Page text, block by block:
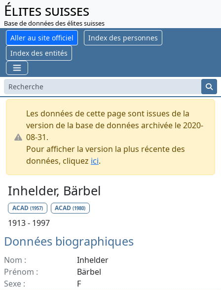
Élites suisses
Base de données des élites suisses
Aller au site officiel
Index des personnes
Index des entités
Les données de cette page sont issues de la
version de la base de données archivée le 2020-
08-31.
Pour afficher la version la plus récente des
données, cliquez ici.
Inhelder, Bärbel
ACAD (1957) ACAD(1980)
1913 - 1997
Données biographiques
Nom :
Inhelder
Prénom :
Bärbel
Sexe :
F